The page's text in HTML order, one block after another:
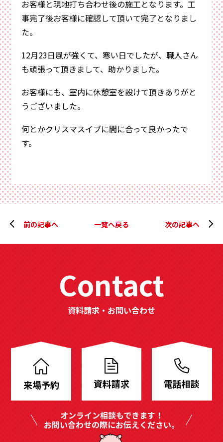
お客様と現地打ち合わせ後の施工となります。工
事完了後お客様に確認して頂いて完了となりまし
た。
12月23日風が強くて、寒い日でしたが、職人さん
も頑張って頂きまして、助かりました。
お客様にも、室内に休憩室を設けて頂きありがと
うございました。
何とかクリスマスイブに間に合って良かったで
す。
前の記事へ 一覧へ戻る 次の記事へ
Contact
資料請求・お問い合わせ
譲
来場予約 資料請求 電話相談
オンライン相談もできます！
お問い合わせの際にお伝えください。